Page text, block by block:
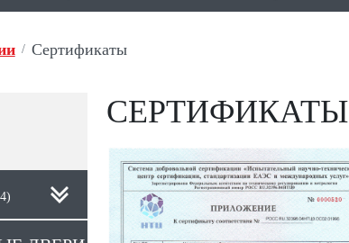
Cертификаты
СЕРТИФИКАТЫ